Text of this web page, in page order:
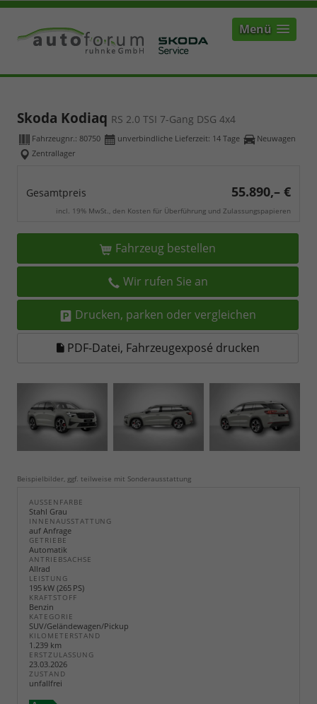
Menü
Skoda Kodiaq RS 2.0 TSI 7-Gang DSG 4x4
Fahrzeugnr.: 80750 unverbindliche Lieferzeit: 14 Tage
Neuwagen
Zentrallager
Gesamtpreis 55.890,– €
incl. 19% MwSt., den Kosten für Überführung und Zulassungspapieren
Fahrzeug bestellen
Wir rufen Sie an
Drucken, parken oder vergleichen
PDF-Datei, Fahrzeugexposé drucken
Beispielbilder, ggf. teilweise mit Sonderausstattung
AUSSENFARBE
Stahl Grau
INNENAUSSTATTUNG
auf Anfrage
GETRIEBE
Automatik
ANTRIEBSACHSE
Allrad
LEISTUNG
195 kW (265 PS)
KRAFTSTOFF
Benzin
KATEGORIE
SUV/Geländewagen/Pickup
KILOMETERSTAND
1.239 km
ERSTZULASSUNG
23.03.2026
ZUSTAND
unfallfrei